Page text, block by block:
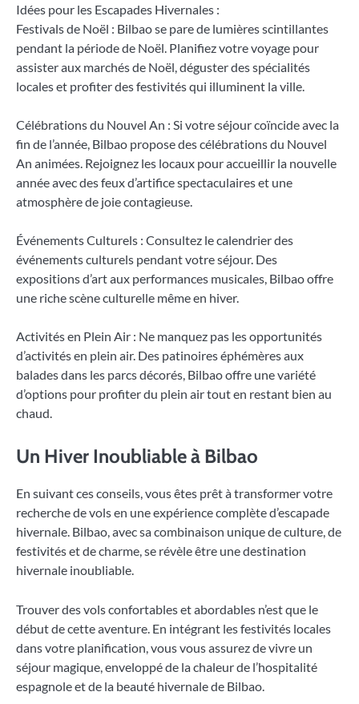
Idées pour les Escapades Hivernales :
Festivals de Noël : Bilbao se pare de lumières scintillantes
pendant la période de Noël. Planifiez votre voyage pour
assister aux marchés de Noël, déguster des spécialités
locales et profiter des festivités qui illuminent la ville.
Célébrations du Nouvel An : Si votre séjour coïncide avec la
fin de l’année, Bilbao propose des célébrations du Nouvel
An animées. Rejoignez les locaux pour accueillir la nouvelle
année avec des feux d’artifice spectaculaires et une
atmosphère de joie contagieuse.
Événements Culturels : Consultez le calendrier des
événements culturels pendant votre séjour. Des
expositions d’art aux performances musicales, Bilbao offre
une riche scène culturelle même en hiver.
Activités en Plein Air : Ne manquez pas les opportunités
d’activités en plein air. Des patinoires éphémères aux
balades dans les parcs décorés, Bilbao offre une variété
d’options pour profiter du plein air tout en restant bien au
chaud.
Un Hiver Inoubliable à Bilbao
En suivant ces conseils, vous êtes prêt à transformer votre
recherche de vols en une expérience complète d’escapade
hivernale. Bilbao, avec sa combinaison unique de culture, de
festivités et de charme, se révèle être une destination
hivernale inoubliable.
Trouver des vols confortables et abordables n’est que le
début de cette aventure. En intégrant les festivités locales
dans votre planification, vous vous assurez de vivre un
séjour magique, enveloppé de la chaleur de l’hospitalité
espagnole et de la beauté hivernale de Bilbao.